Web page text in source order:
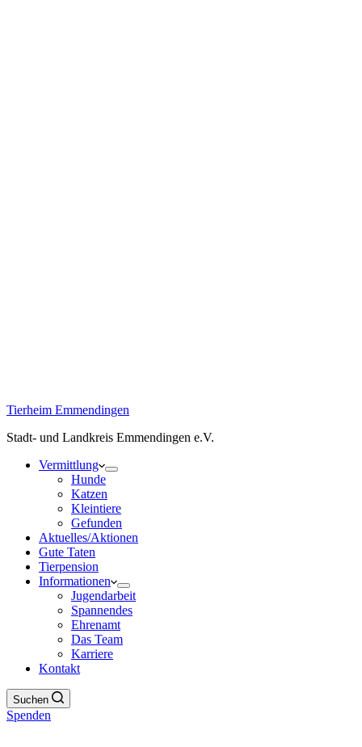
Tierheim Emmendingen
Stadt- und Landkreis Emmendingen e.V.
Vermittlung
Hunde
Katzen
Kleintiere
Gefunden
Aktuelles/Aktionen
Gute Taten
Tierpension
Informationen
Jugendarbeit
Spannendes
Ehrenamt
Das Team
Karriere
Kontakt
Suchen
Spenden